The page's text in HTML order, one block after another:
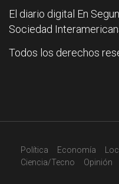
El diario digital En
Sociedad
Todos los derechos
Política Economía
Ciencia/Tecno
Opinión